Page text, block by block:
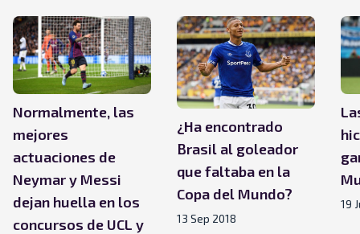
Normalmente, las
mejores
actuaciones de
Neymar y Messi
dejan huella en los
concursos de UCL y
¿Ha encontrado
Brasil al goleador
que faltaba en la
Copa del Mundo?
13 Sep 2018
19